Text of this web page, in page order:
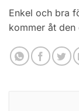
Enkel och bra
kommer åt